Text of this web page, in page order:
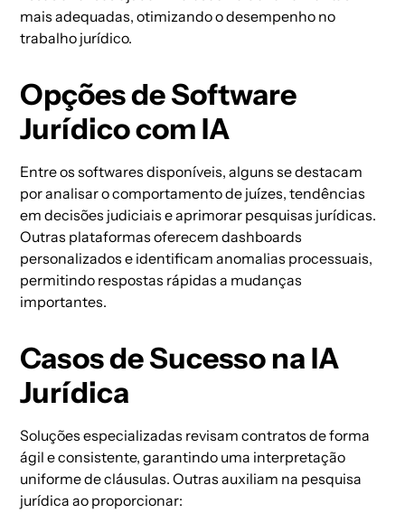
mais adequadas, otimizando o desempenho no
trabalho jurídico.
Opções de Software
Jurídico com IA
Entre os softwares disponíveis, alguns se destacam
por analisar o comportamento de juízes, tendências
em decisões judiciais e aprimorar pesquisas jurídicas.
Outras plataformas oferecem dashboards
personalizados e identificam anomalias processuais,
permitindo respostas rápidas a mudanças
importantes.
Casos de Sucesso na IA
Jurídica
Soluções especializadas revisam contratos de forma
ágil e consistente, garantindo uma interpretação
uniforme de cláusulas. Outras auxiliam na pesquisa
jurídica ao proporcionar: